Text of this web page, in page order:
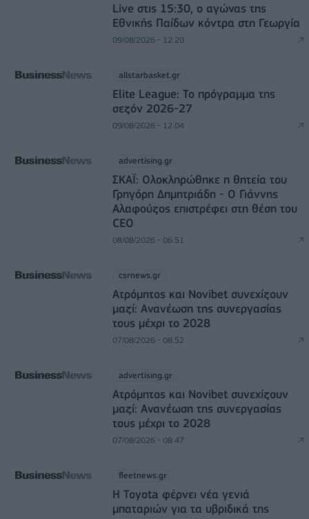
Live στις 15:30, ο αγώνας της
Εθνικής Παίδων κόντρα στη Γεωργία
09/08/2026 - 12:20
allstarbasket.gr
Elite League: Το πρόγραμμα της
σεζόν 2026-27
09/08/2026 - 12:04
advertising.gr
ΣΚΑΪ: Ολοκληρώθηκε η θητεία του
Γρηγόρη Δημητριάδη - Ο Γιάννης
Αλαφούζος επιστρέφει στη θέση του
CEO
08/08/2026 - 06:51
csrnews.gr
Ατρόμητος και Novibet συνεχίζουν
μαζί: Ανανέωση της συνεργασίας
τους μέχρι το 2028
07/08/2026 - 08:52
advertising.gr
Ατρόμητος και Novibet συνεχίζουν
μαζί: Ανανέωση της συνεργασίας
τους μέχρι το 2028
07/08/2026 - 08:47
fleetnews.gr
Η Toyota φέρνει νέα γενιά
μπαταριών για τα υβριδικά της